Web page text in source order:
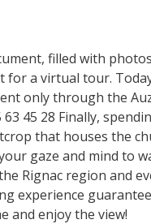
antes »
filled with
for a virtual tour.
only through the
63 45 28 Finally,
that houses the
gaze and mind to
Rignac region and
experience
and enjoy the view!